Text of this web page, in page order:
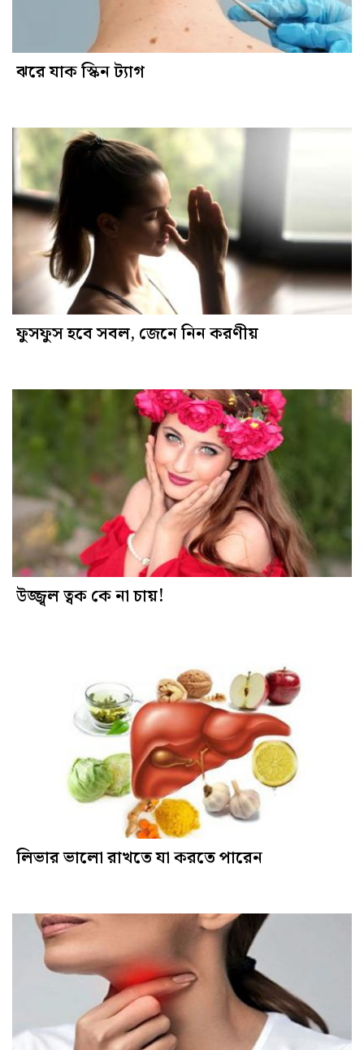
ঝরে যাক স্কিন ট্যাগ
ফুসফুস হবে সবল, জেনে নিন করণীয়
উজ্জ্বল ত্বক কে না চায়!
লিভার ভালো রাখতে যা করতে পারেন